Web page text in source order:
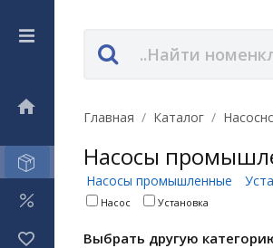
Главная / Каталог /
Насосы
Насосы промышленные
Насос Установка
Выбрать другую